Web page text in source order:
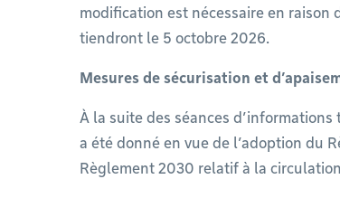
modification est nécessaire en raison
tiendront le 5 octobre 2026.
Mesures de sécurisation et
À la suite des séances
a été donné en vue de l’adoption du
Règlement 2030 relatif à la